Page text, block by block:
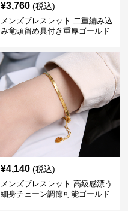
¥3,760 (税込)
メンズブレスレット 二重編み込
み竜頭留め具付き重厚ゴールド
¥4,140 (税込)
メンズブレスレット 高級感漂う
細身チェーン調節可能ゴールド